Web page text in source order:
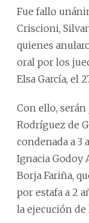
Fue fallo
Criscioni,
quienes
oral por los
Elsa García, el
Con ello,
Rodríguez de
condenada a 3
Ignacia Godoy
Borja Fariña,
por estafa a 2
la ejecución de